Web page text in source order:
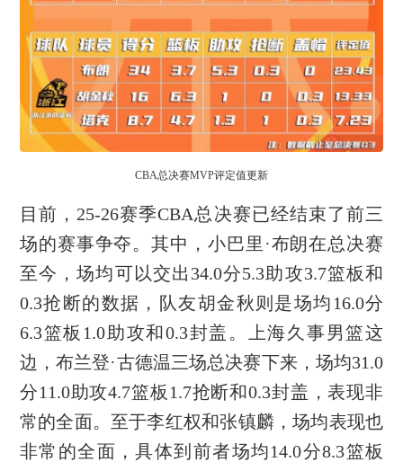
CBA总决赛MVP评定值更新
目前，25-26赛季CBA总决赛已经结束了前三
场的赛事争夺。其中，小巴里·布朗在总决赛
至今，场均可以交出34.0分5.3助攻3.7篮板和
0.3抢断的数据，队友胡金秋则是场均16.0分
6.3篮板1.0助攻和0.3封盖。上海久事男篮这
边，布兰登·古德温三场总决赛下来，场均31.0
分11.0助攻4.7篮板1.7抢断和0.3封盖，表现非
常的全面。至于李红权和张镇麟，场均表现也
非常的全面，具体到前者场均14.0分8.3篮板